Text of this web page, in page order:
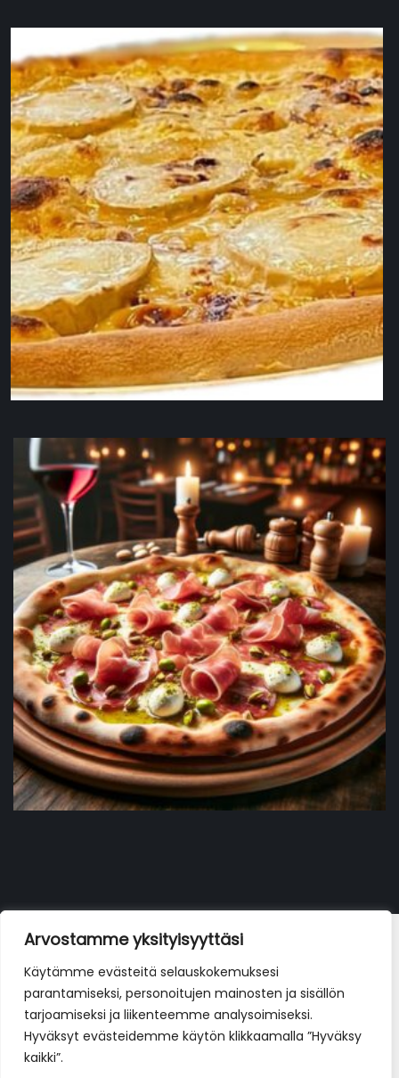
Arvostamme yksityisyyttäsi
Käytämme evästeitä selauskokemuksesi
parantamiseksi, personoitujen mainosten ja sisällön
tarjoamiseksi ja liikenteemme analysoimiseksi.
Hyväksyt evästeidemme käytön klikkaamalla ”Hyväksy
kaikki”.
Bianca VL/ LL
17,90€
La pizza con mortadella e bufala
19,90€